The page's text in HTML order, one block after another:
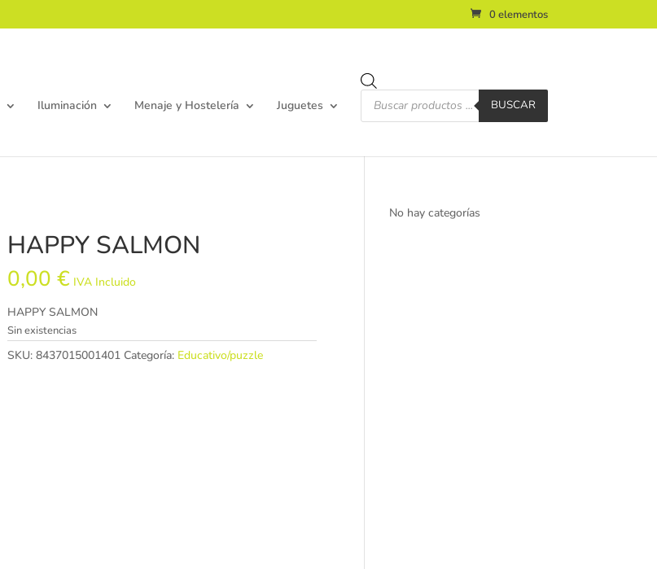
0 elementos
Iluminación Menaje y Hostelería Juguetes
Búsqueda
productos
BUSCAR
HAPPY SALMON
0,00€ IVA Incluido
HAPPY SALMON
Sin existencias
SKU:8437015001401 Categoría: Educativo/puzzle
No hay categorías